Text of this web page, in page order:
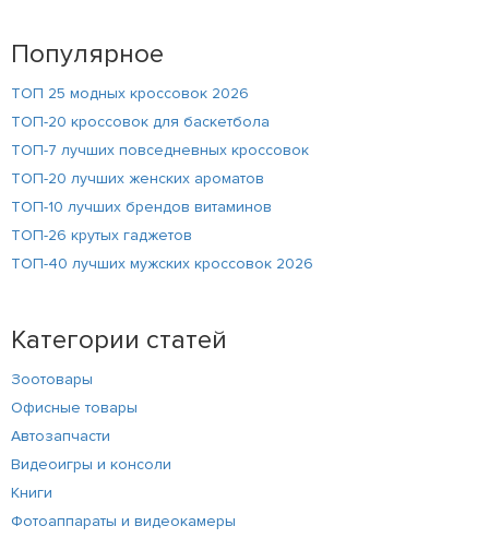
Популярное
ТОП 25 модных кроссовок 2026
ТОП-20 кроссовок для баскетбола
ТОП-7 лучших повседневных кроссовок
ТОП-20 лучших женских ароматов
ТОП-10 лучших брендов витаминов
ТОП-26 крутых гаджетов
ТОП-40 лучших мужских кроссовок 2026
Категории статей
Зоотовары
Офисные товары
Автозапчасти
Видеоигры и консоли
Книги
Фотоаппараты и видеокамеры